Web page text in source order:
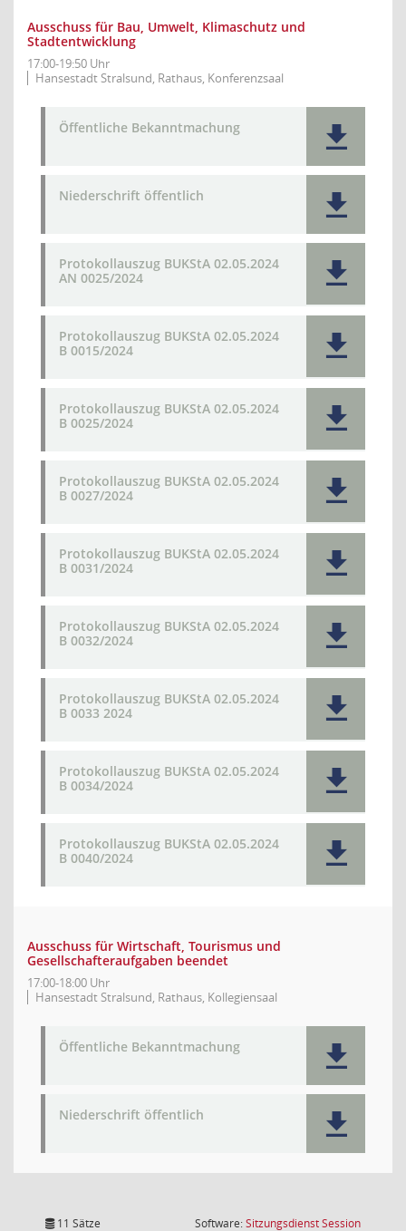
Ausschuss für Bau, Umwelt, Klimaschutz und
Stadtentwicklung
17:00-19:50 Uhr
Hansestadt Stralsund, Rathaus, Konferenzsaal
Öffentliche Bekanntmachung
Niederschrift öffentlich
Protokollauszug BUKStA 02.05.2024
AN 0025/2024
Protokollauszug BUKStA 02.05.2024
B 0015/2024
Protokollauszug BUKStA 02.05.2024
B 0025/2024
Protokollauszug BUKStA 02.05.2024
B 0027/2024
Protokollauszug BUKStA 02.05.2024
B 0031/2024
Protokollauszug BUKStA 02.05.2024
B 0032/2024
Protokollauszug BUKStA 02.05.2024
B 0033 2024
Protokollauszug BUKStA 02.05.2024
B 0034/2024
Protokollauszug BUKStA 02.05.2024
B 0040/2024
Ausschuss für Wirtschaft, Tourismus und
Gesellschafteraufgaben beendet
17:00-18:00 Uhr
Hansestadt Stralsund, Rathaus, Kollegiensaal
Öffentliche Bekanntmachung
Niederschrift öffentlich
11 Sätze Software:SitzungsdienstSession(Wird in